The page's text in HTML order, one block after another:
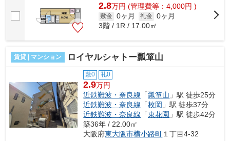
2.8万円 (管理費等：4,000円 )
敷金 0ヶ月 礼金 0ヶ月
3階 / 1R / 17.00㎡
賃貸 | マンション ロイヤルシャトー瓢箪山
敷0 礼0
2.9万円
近鉄難波・奈良線 「瓢箪山 」駅 徒歩25分
近鉄難波・奈良線 「枚岡 」駅 徒歩37分
近鉄難波・奈良線 「東花園 」駅 徒歩42分
築36年 / 22.00㎡
大阪府東大阪市横小路町１丁目4-32